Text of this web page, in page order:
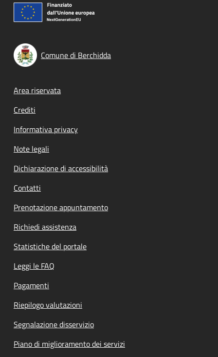
Comune di Berchidda
Footer menu
Area riservata
Crediti
Informativa privacy
Note legali
Dichiarazione di accessibilità
Contatti
Prenotazione appuntamento
Richiedi assistenza
Statistiche del portale
Leggi le FAQ
Pagamenti
Riepilogo valutazioni
Segnalazione disservizio
Piano di miglioramento dei servizi